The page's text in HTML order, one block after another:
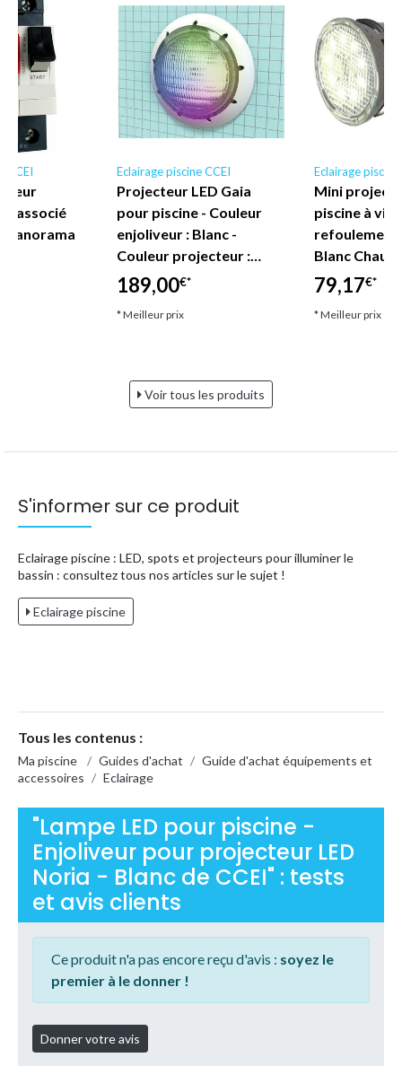
CCEI
associé
Eclairage piscine CCEI
Projecteur LED Gaia
pour piscine - Couleur
enjoliveur : Blanc -
Couleur projecteur :…
189,00€*
* Meilleur prix
Eclairage piscine
Mini
piscine à
refoulement
Blanc Chaud
79,17€*
* Meilleur prix
Voir tous les produits
S'informer sur ce produit
Eclairage piscine : LED, spots et projecteurs pour illuminer le
bassin : consultez tous nos articles sur le sujet !
Eclairage piscine
Tous les contenus :
Ma piscine / Guides d'achat / Guide d'achat équipements et
accessoires / Eclairage
"Lampe LED pour piscine -
Enjoliveur pour projecteur LED
Noria - Blanc de CCEI" : tests
et avis clients
Ce produit n'a pas encore reçu d'avis : soyez le
premier à le donner !